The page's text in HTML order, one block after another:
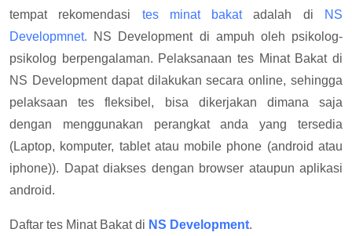
tempat rekomendasi tes minat bakatadalah di
NS
Developmnet. NS Development di ampuh oleh psikolog-
psikolog berpengalaman. Pelaksanaan tes Minat Bakat di
NS Development dapat dilakukan secara online, sehingga
pelaksaan tes fleksibel, bisa dikerjakan dimana saja
dengan menggunakan perangkat anda yang tersedia
(Laptop, komputer, tablet atau mobile phone (android atau
iphone)). Dapat diakses dengan browser ataupun aplikasi
android.
Daftar tes Minat Bakat di NS Development.